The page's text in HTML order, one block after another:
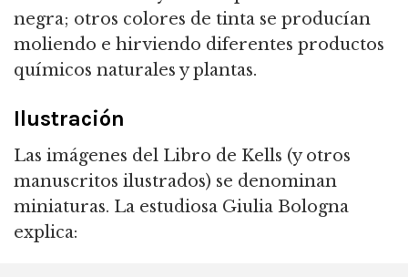
negra; otros colores de tinta se producían
moliendo e hirviendo diferentes productos
químicos naturales y plantas.
Ilustración
Las imágenes del Libro de Kells (y otros
manuscritos ilustrados) se denominan
miniaturas. La estudiosa Giulia Bologna
explica: